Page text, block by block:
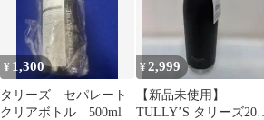
¥ 1,300
タリーズ セパレート
クリアボトル 500ml
¥2,999
【新品未使用】
TULLY’S タリーズ2022